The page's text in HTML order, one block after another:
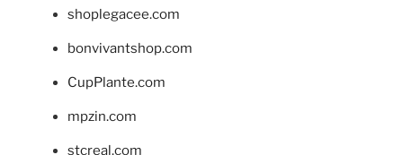
shoplegacee.com
bonvivantshop.com
CupPlante.com
mpzin.com
stcreal.com